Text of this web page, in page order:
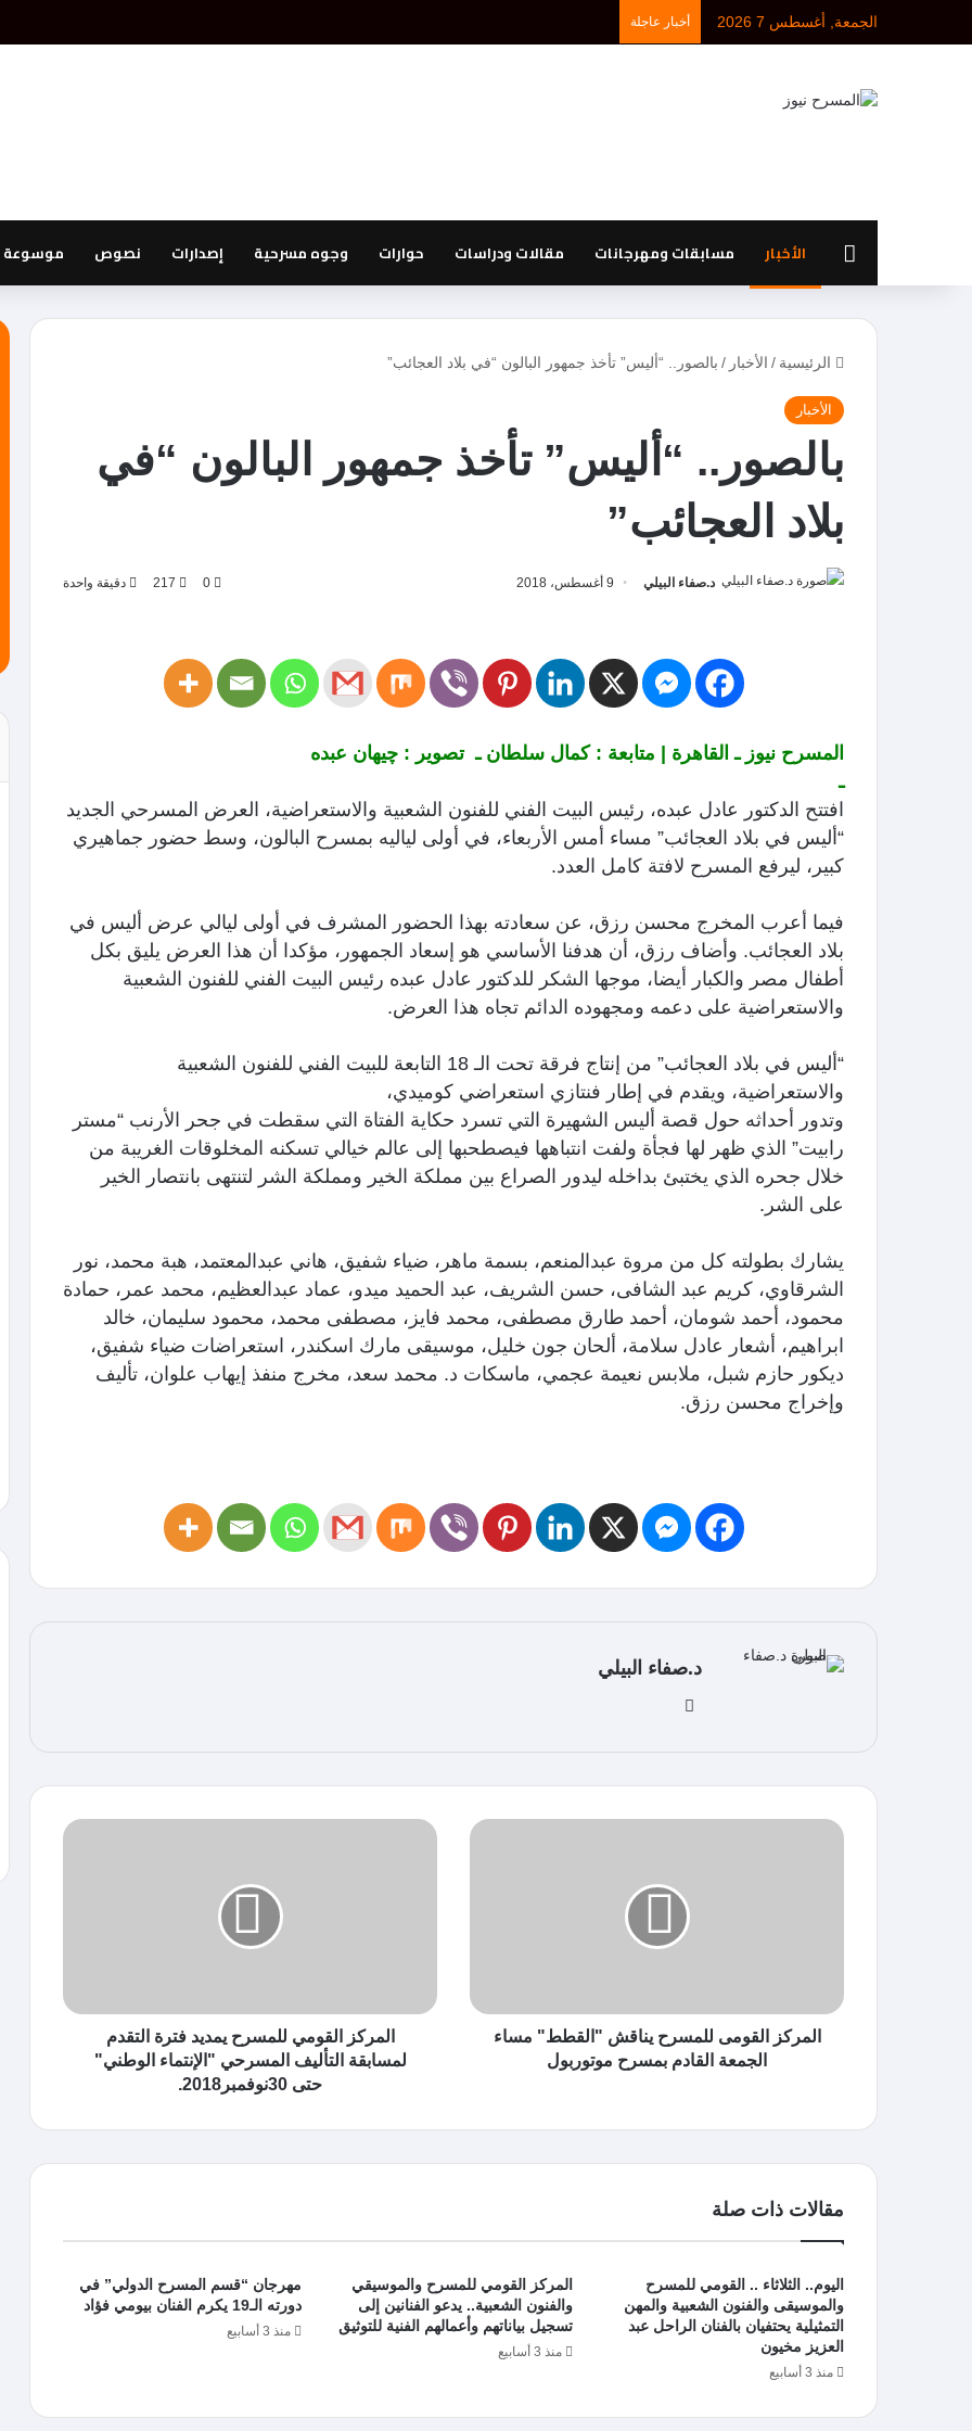
الجمعة, أغسطس 7 2026 أخبار عاجلة
الرئيسيةالأخبار مسابقات ومهرجانات مقالات ودراسات حوارات وجوه مسرحية إصدارات نصوص موسوعة
الرئيسية / الأخبار / بالصور.. “أليس” تأخذ جمهور البالون “في بلاد العجائب”
الأخبار
بالصور.. “أليس” تأخذ جمهور البالون “في
بلاد العجائب”
د.صفاء البيلي 9 أغسطس، 2018 0
217 دقيقة واحدة
المسرح نيوز ـ القاهرة | متابعة : كمال سلطان ـ تصوير : چيهان عبده
ـ
افتتح الدكتور عادل عبده، رئيس البيت الفني للفنون الشعبية والاستعراضية، العرض المسرحي الجديد
“أليس في بلاد العجائب” مساء أمس الأربعاء، في أولى لياليه بمسرح البالون، وسط حضور جماهيري
كبير، ليرفع المسرح لافتة كامل العدد.
فيما أعرب المخرج محسن رزق، عن سعادته بهذا الحضور المشرف في أولى ليالي عرض أليس في
بلاد العجائب. وأضاف رزق، أن هدفنا الأساسي هو إسعاد الجمهور، مؤكدا أن هذا العرض يليق بكل
أطفال مصر والكبار أيضا، موجها الشكر للدكتور عادل عبده رئيس البيت الفني للفنون الشعبية
والاستعراضية على دعمه ومجهوده الدائم تجاه هذا العرض.
“أليس في بلاد العجائب” من إنتاج فرقة تحت الـ 18 التابعة للبيت الفني للفنون الشعبية
والاستعراضية، ويقدم في إطار فنتازي استعراضي كوميدي،
وتدور أحداثه حول قصة أليس الشهيرة التي تسرد حكاية الفتاة التي سقطت في جحر الأرنب “مستر
رابيت” الذي ظهر لها فجأة ولفت انتباهها فيصطحبها إلى عالم خيالي تسكنه المخلوقات الغريبة من
خلال جحره الذي يختبئ بداخله ليدور الصراع بين مملكة الخير ومملكة الشر لتنتهى بانتصار الخير
على الشر.
يشارك بطولته كل من مروة عبدالمنعم، بسمة ماهر، ضياء شفيق، هاني عبدالمعتمد، هبة محمد، نور
الشرقاوي، كريم عبد الشافى، حسن الشريف، عبد الحميد ميدو، عماد عبدالعظيم، محمد عمر، حمادة
محمود، أحمد شومان، أحمد طارق مصطفى، محمد فايز، مصطفى محمد، محمود سليمان، خالد
ابراهيم، أشعار عادل سلامة، ألحان جون خليل، موسيقى مارك اسكندر، استعراضات ضياء شفيق،
ديكور حازم شبل، ملابس نعيمة عجمي، ماسكات د. محمد سعد، مخرج منفذ إيهاب علوان، تأليف
وإخراج محسن رزق.
د.صفاء البيلي
الوي
ب
المركز القومى للمسرح يناقش "القطط" مساء
الجمعة القادم بمسرح موتوربول
المركز القومي للمسرح يمديد فترة التقدم
لمسابقة التأليف المسرحي "الإنتماء الوطني"
حتى 30نوفمبر2018.
مقالات ذات صلة
اليوم.. الثلاثاء .. القومي للمسرح
والموسيقى والفنون الشعبية والمهن
التمثيلية يحتفيان بالفنان الراحل عبد
العزيز مخيون
منذ 3 أسابيع
المركز القومي للمسرح والموسيقي
والفنون الشعبية.. يدعو الفنانين إلى
تسجيل بياناتهم وأعمالهم الفنية للتوثيق
منذ 3 أسابيع
مهرجان “قسم المسرح الدولي” في
دورته الـ19 يكرم الفنان بيومي فؤاد
منذ 3 أسابيع